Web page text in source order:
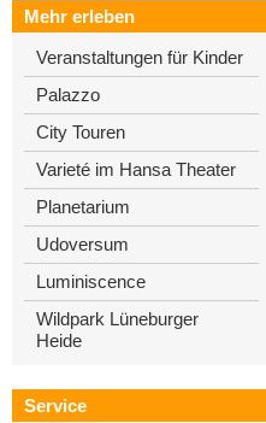
Mehr erleben
Veranstaltungen für Kinder
Palazzo
City Touren
Varieté im Hansa Theater
Planetarium
Udoversum
Luminiscence
Wildpark Lüneburger
Heide
Service